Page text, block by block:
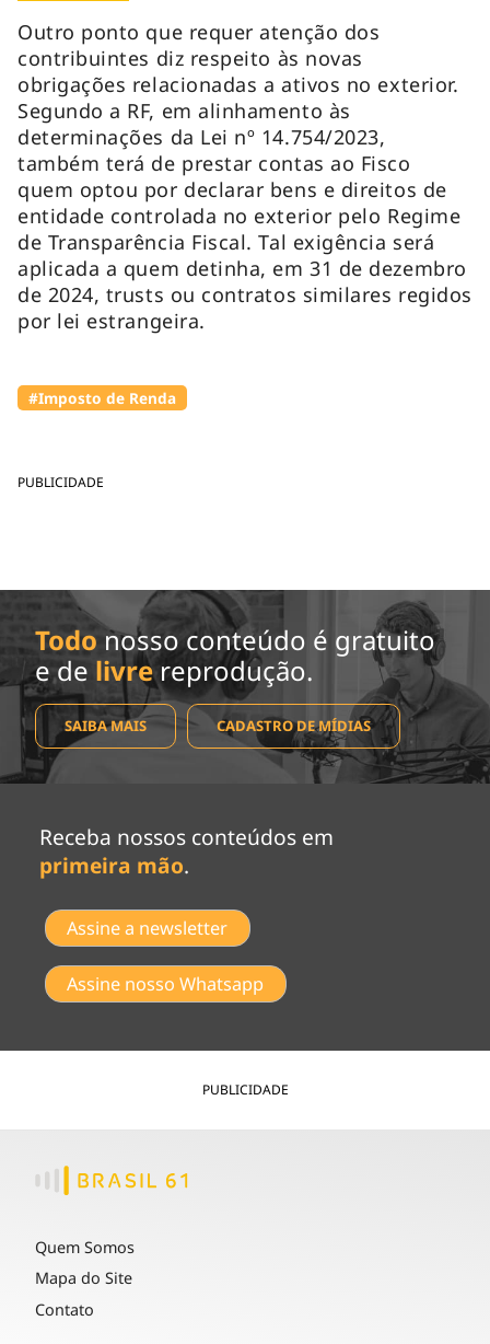
PUBLICIDADE
Outro ponto que requer atenção dos
contribuintes diz respeito às novas
obrigações relacionadas a ativos no exterior.
Segundo a RF, em alinhamento às
determinações da Lei nº 14.754/2023,
também terá de prestar contas ao Fisco
quem optou por declarar bens e direitos de
entidade controlada no exterior pelo Regime
de Transparência Fiscal. Tal exigência será
aplicada a quem detinha, em 31 de dezembro
de 2024, trusts ou contratos similares regidos
por lei estrangeira.
#Imposto de Renda
Todo nosso conteúdo é gratuito
e de livrereprodução.
SAIBA MAIS CADASTRO DE MÍDIAS
Receba nossos conteúdos em
primeira mão.
Assine a newsletter
Assine nosso Whatsapp
PUBLICIDADE
Quem Somos
Mapa do Site
Contato